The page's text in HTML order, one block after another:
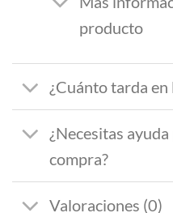
producto
¿Cuánto tarda
¿Necesitas
compra?
Valoraciones (0)